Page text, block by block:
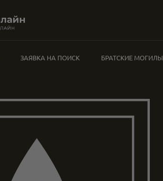
ЗАЯВКА НА ПОИСК БРАТСКИЕ МОГИЛЫ